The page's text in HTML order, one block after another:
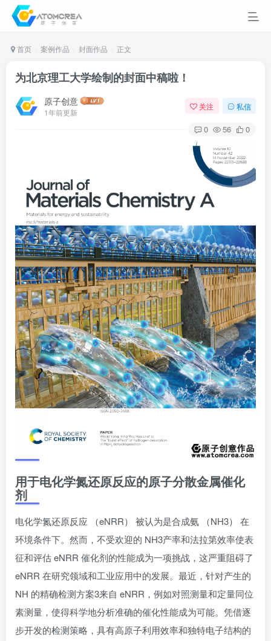
首页 案例作品 封面作品 正文
为北京理工大学绘制的封面中稿啦！
原子创意
1年前更新
关注 私信
0 56 0
用于电化学氮还原反应的原子分散金属催化
剂
电化学氮还原反应 （eNRR） 被认为是合成氨 （NH3） 在
环境条件下。然而，不受欢迎的 NH3产率和法拉第效率使表
征和评估 eNRR 催化剂的性能成为一项挑战，这严重阻碍了
eNRR 在研究领域和工业应用中的发展。最近，针对产生的
NH 的精确检测方案3来自 eNRR，例如对照测量和定量同位
素测量，使得科学地分析准确的催化性能成为可能。凭借逐
步开发的检测策略，具有高原子利用效率和独特电子结构的